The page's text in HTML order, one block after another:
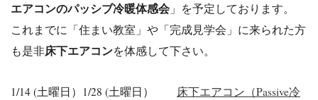
エアコンのパッシブ冷暖体感会 」を予定しております。
これまでに「住まい教室」や「完成見学会」に来られた方
も是非床下エアコンを体感して下さい。
1/14 (土曜日）1/28 (土曜日） 床下エアコン（Passive冷